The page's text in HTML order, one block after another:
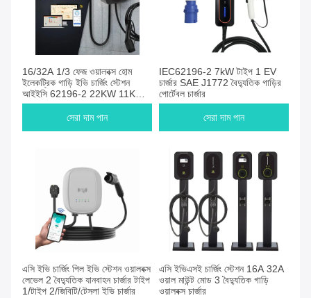
16/32A 1/3 ফেজ ওয়ালবক্স হোম
ইলেকট্রিক গাড়ি ইভি চার্জিং স্টেশন
আইইসি 62196-2 22KW 11KW
7KW
সেরা দাম পান
IEC62196-2 7kW টাইপ 1 EV
চার্জার SAE J1772 বৈদ্যুতিক গাড়ির
পোর্টেবল চার্জার
সেরা দাম পান
এসি ইভি চার্জিং পিল ইভি স্টেশন ওয়ালবক্স
লেভেল 2 বৈদ্যুতিক যানবাহন চার্জার টাইপ
1/টাইপ 2/জিবিটি/টেসলা ইভি চার্জার
এসি ইভিএসই চার্জিং স্টেশন 16A 32A
ওয়াল মাউন্ট মোড 3 বৈদ্যুতিক গাড়ি
ওয়ালবক্স চার্জার